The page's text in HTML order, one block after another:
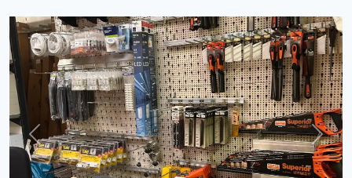
Previous Next